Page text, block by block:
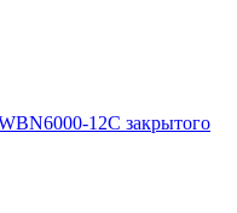
12C закрытого